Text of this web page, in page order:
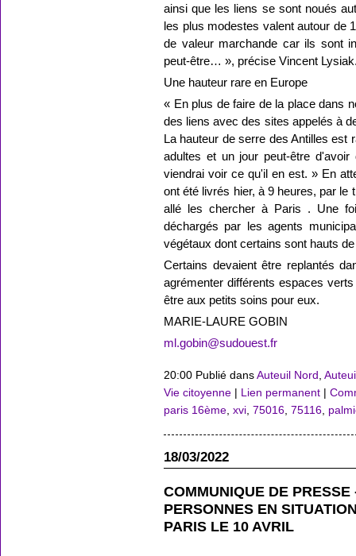
ainsi que les liens se sont noués
les plus modestes valent autour de
de valeur marchande car ils sont
peut-être… », précise Vincent
Une hauteur rare en Europe
« En plus de faire de la place dans
des liens avec des sites appelés à
La hauteur de serre des Antilles est
adultes et un jour peut-être
viendrai voir ce qu'il en est. » En
ont été livrés hier, à 9 heures, par le
allé les chercher à Paris . Une
déchargés par les agents
végétaux dont certains sont hauts
Certains devaient être replantés
agrémenter différents espaces
être aux petits soins pour eux.
MARIE-LAURE GOBIN
ml.gobin@sudouest.fr
20:00 Publié dansAuteuil Nord
Vie citoyenne | Lien permanent |
paris 16ème xvi 75016 75116
18/03/2022
COMMUNIQUE DE
PERSONNES EN
PARIS LE 10 AVRIL